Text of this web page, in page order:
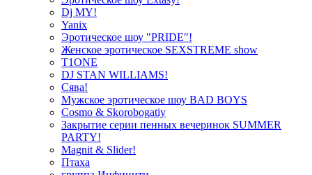
Dj MY!
Yanix
Эротическое шоу "PRIDE"!
Женское эротическое SEXSTREME show
T1ONE
DJ STAN WILLIAMS!
Сява!
Мужское эротическое шоу BAD BOYS
Cosmo & Skorobogatiy
Закрытие серии пенных вечеринок SUMMER
PARTY!
Magnit & Slider!
Птаха